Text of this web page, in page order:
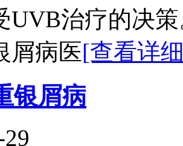
UVB治疗的决
屑病医[查看详
银屑病